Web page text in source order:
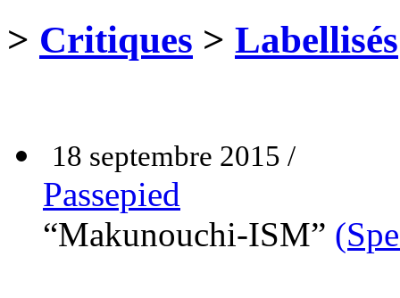
> Critiques > Labellisés
18 septembre 2015 /
Passepied
“Makunouchi-ISM”